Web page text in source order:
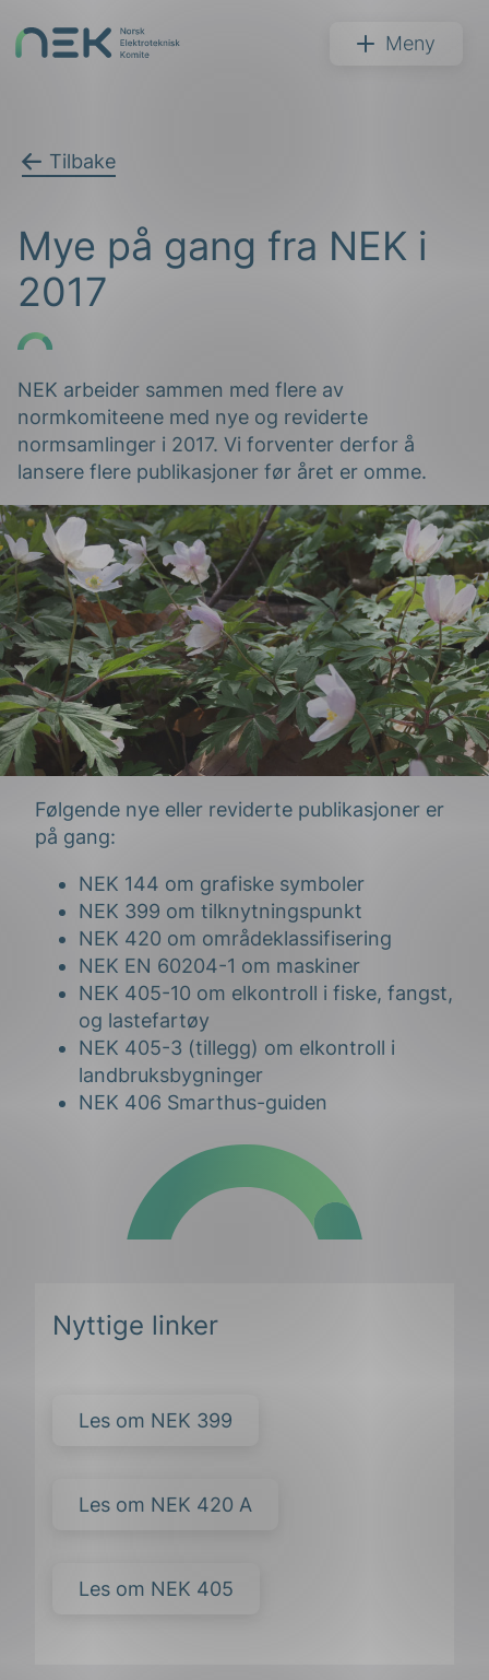
NEK Meny
Tilbake
Mye på gang fra NEK i
2017
NEK arbeider sammen med flere av
normkomiteene med nye og reviderte
normsamlinger i 2017. Vi forventer derfor å
lansere flere publikasjoner før året er omme.
Følgende nye eller reviderte publikasjoner er
på gang:
NEK 144 om grafiske symboler
NEK 399 om tilknytningspunkt
NEK 420 om områdeklassifisering
NEK EN 60204-1 om maskiner
NEK 405-10 om elkontroll i fiske, fangst,
og lastefartøy
NEK 405-3 (tillegg) om elkontroll i
landbruksbygninger
NEK 406 Smarthus-guiden
Nyttige linker
Les om NEK 399
Les om NEK 420 A
Les om NEK 405